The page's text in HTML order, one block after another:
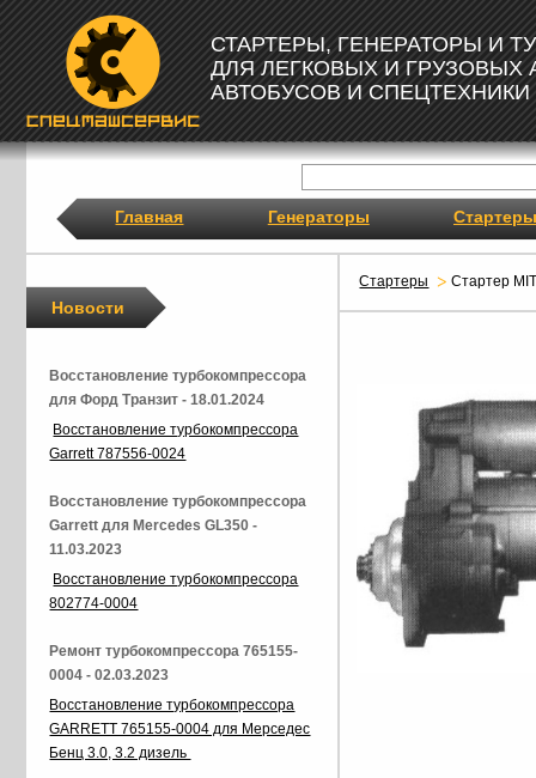
СТАРТЕРЫ, ГЕНЕРАТОРЫ И
ДЛЯ ЛЕГКОВЫХ И ГРУЗОВЫХ
АВТОБУСОВ И СПЕЦТЕХНИКИ
Главная Генераторы Стартеры
Стартеры Стартер
Новости
Восстановление турбокомпрессора
для Форд Транзит - 18.01.2024
Восстановление турбокомпрессора
Garrett 787556-0024
Восстановление турбокомпрессора
Garrett для Mercedes GL350 -
11.03.2023
Восстановление турбокомпрессора
802774-0004
Ремонт турбокомпрессора 765155-
0004 - 02.03.2023
Восстановление турбокомпрессора
GARRETT 765155-0004 для Мерседес
Бенц 3.0, 3.2 дизель